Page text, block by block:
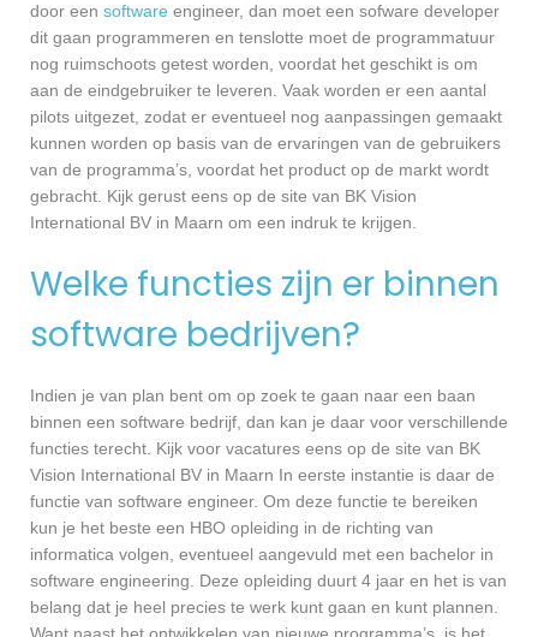
door een software engineer, dan moet een sofware developer
dit gaan programmeren en tenslotte moet de programmatuur
nog ruimschoots getest worden, voordat het geschikt is om
aan de eindgebruiker te leveren. Vaak worden er een aantal
pilots uitgezet, zodat er eventueel nog aanpassingen gemaakt
kunnen worden op basis van de ervaringen van de gebruikers
van de programma’s, voordat het product op de markt wordt
gebracht. Kijk gerust eens op de site van BK Vision
International BV in Maarn om een indruk te krijgen.
Welke functies zijn er binnen
software bedrijven?
Indien je van plan bent om op zoek te gaan naar een baan
binnen een software bedrijf, dan kan je daar voor verschillende
functies terecht. Kijk voor vacatures eens op de site van BK
Vision International BV in Maarn In eerste instantie is daar de
functie van software engineer. Om deze functie te bereiken
kun je het beste een HBO opleiding in de richting van
informatica volgen, eventueel aangevuld met een bachelor in
software engineering. Deze opleiding duurt 4 jaar en het is van
belang dat je heel precies te werk kunt gaan en kunt plannen.